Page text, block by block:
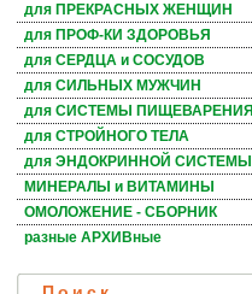
для ПРЕКРАСНЫХ ЖЕНЩИН
для ПРОФ-КИ ЗДОРОВЬЯ
для СЕРДЦА и СОСУДОВ
для СИЛЬНЫХ МУЖЧИН
для СИСТЕМЫ ПИЩЕВАРЕНИЯ
для СТРОЙНОГО ТЕЛА
для ЭНДОКРИННОЙ СИСТЕМЫ
МИНЕРАЛЫ и ВИТАМИНЫ
ОМОЛОЖЕНИЕ - СБОРНИК
разные АРХИВные